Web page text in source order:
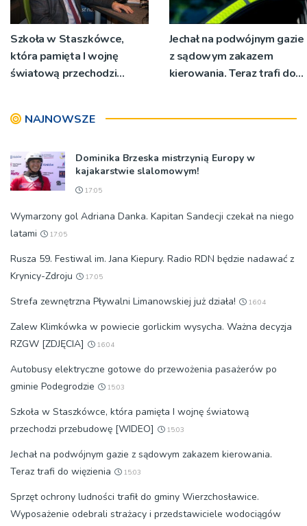
Szkoła w Staszkówce,
która pamięta I wojnę
światową przechodzi
Jechał na podwójnym gazie
z sądowym zakazem
kierowania. Teraz trafi do
NAJNOWSZE
Dominika Brzeska mistrzynią Europy w
kajakarstwie slalomowym!
17:05
Wymarzony gol Adriana Danka. Kapitan Sandecji czekał na niego
latami
17:05
Rusza 59. Festiwal im. Jana Kiepury. Radio RDN będzie nadawać z
Krynicy-Zdroju
17:05
Strefa zewnętrzna Pływalni Limanowskiej już działa! 16:04
Zalew Klimkówka w powiecie gorlickim wysycha. Ważna decyzja
RZGW [ZDJĘCIA]
16:04
Autobusy elektryczne gotowe do przewożenia pasażerów po
gminie Podegrodzie
15:03
Szkoła w Staszkówce, która pamięta I wojnę światową
przechodzi przebudowę [WIDEO]
15:03
Jechał na podwójnym gazie z sądowym zakazem kierowania.
Teraz trafi do więzienia
15:03
Sprzęt ochrony ludności trafił do gminy Wierzchosławice.
Wyposażenie odebrali strażacy i przedstawiciele wodociągów